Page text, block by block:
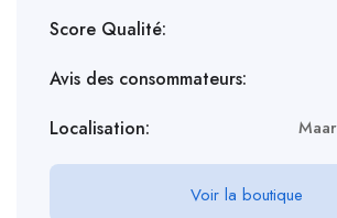
Score Qualité:
Avis des consommateurs:
Localisation:
Voir la boutique